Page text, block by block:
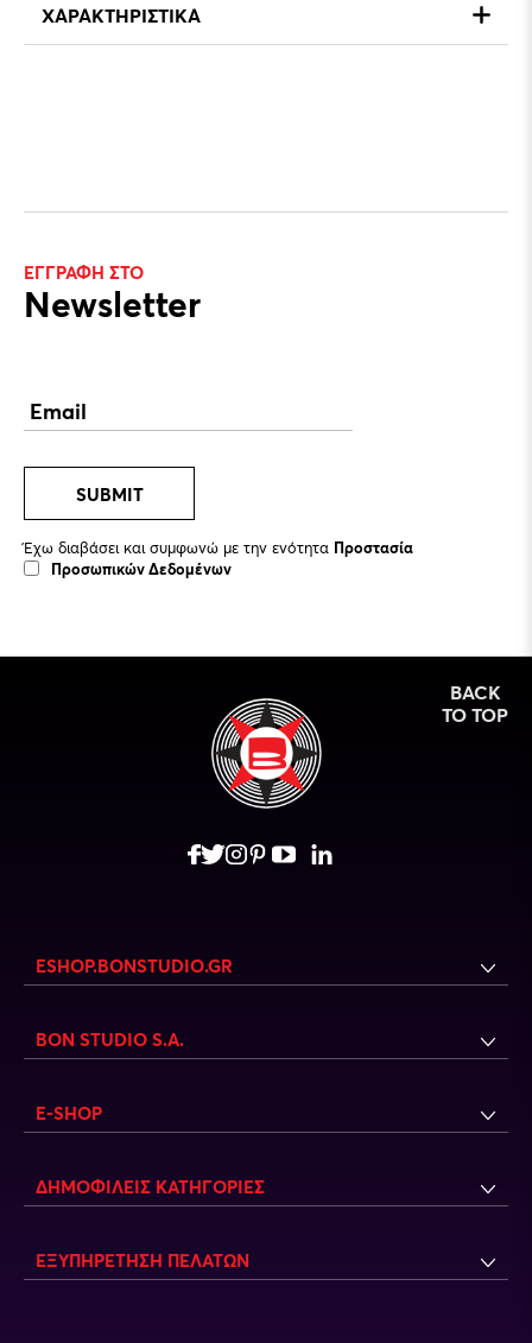
ΧΑΡΑΚΤΗΡΙΣΤΙΚΑ
ΕΓΓΡΑΦΗ ΣΤΟ
Newsletter
SUBMIT
Έχω διαβάσει και συμφωνώ με την ενότητα Προστασία
Προσωπικών Δεδομένων
BACK
TO TOP
ESHOP.BONSTUDIO.GR
BON STUDIO S.A.
E-SHOP
ΔΗΜΟΦΙΛΕΙΣ ΚΑΤΗΓΟΡΙΕΣ
ΕΞΥΠΗΡΕΤΗΣΗ ΠΕΛΑΤΩΝ